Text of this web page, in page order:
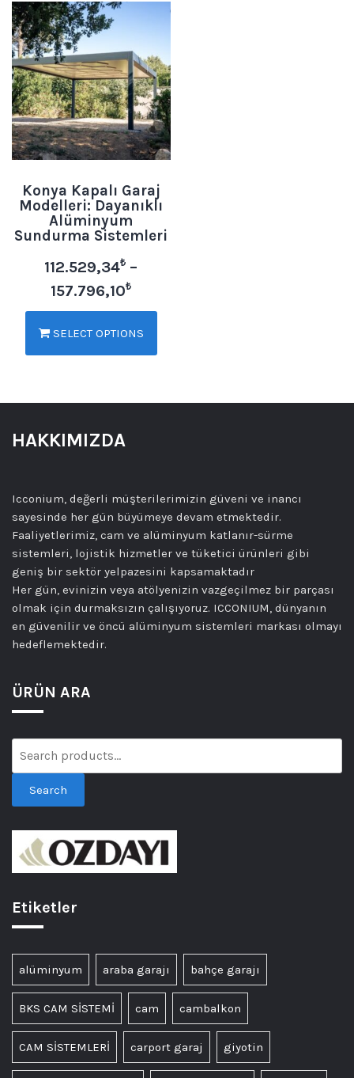
Konya Kapalı Garaj
Modelleri: Dayanıklı
Alüminyum
Sundurma Sistemleri
112.529,34₺ –
157.796,10₺
SELECT OPTIONS
HAKKIMIZDA
Icconium, değerli müşterilerimizin güveni ve inancı
sayesinde her gün büyümeye devam etmektedir.
Faaliyetlerimiz, cam ve alüminyum katlanır-sürme
sistemleri, lojistik hizmetler ve tüketici ürünleri gibi
geniş bir sektör yelpazesini kapsamaktadır
Her gün, evinizin veya atölyenizin vazgeçilmez bir parçası
olmak için durmaksızın çalışıyoruz. ICCONIUM, dünyanın
en güvenilir ve öncü alüminyum sistemleri markası olmayı
hedeflemektedir.
ÜRÜN ARA
Search
Etiketler
alüminyum araba garajı bahçe garajı
BKS CAM SİSTEMİ cam cambalkon
CAM SİSTEMLERİ carport garaj giyotin